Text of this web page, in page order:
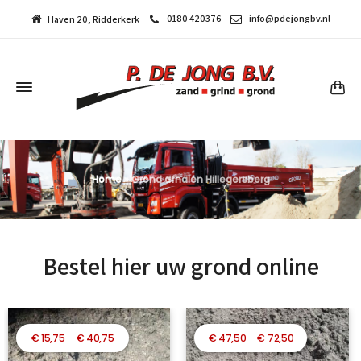
Haven 20, Ridderkerk 0180 420376 info@pdejongbv.nl
Home»Grond afhalen Hillegersberg
Bestel hier uw grond online
€15,75 – € 40,75Prijsklasse:
€ 15,75
€ 47,50 – € 72,50Prijsklasse:
€ 47,50